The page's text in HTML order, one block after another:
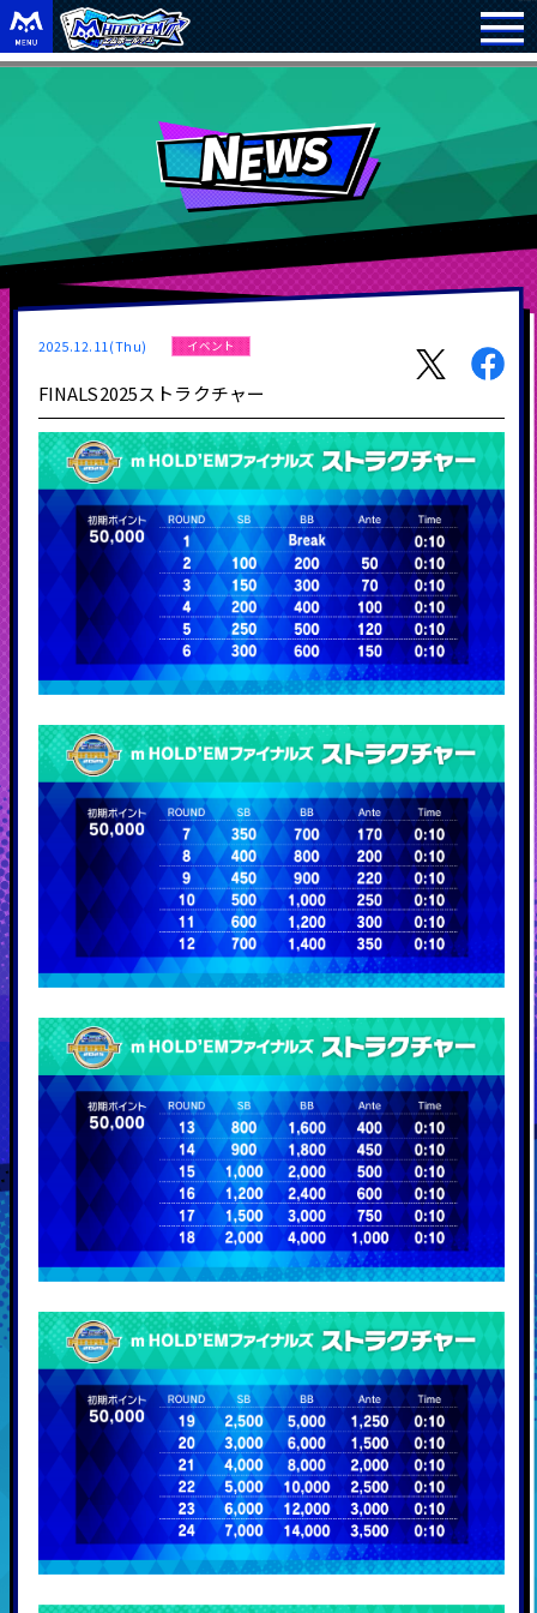
2025.12.11(Thu) イベント
FINALS2025ストラクチャー